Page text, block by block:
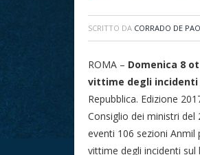
SCRITTO DA CORRADO DE
ROMA – Domenica 8
vittime degli incidenti
Repubblica. Edizione
Consiglio dei ministri
eventi 106 sezioni
vittime degli incidenti sul